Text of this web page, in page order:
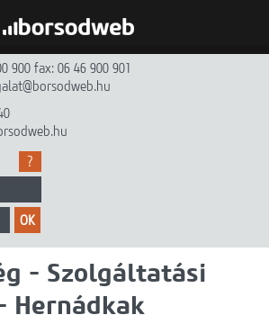
900 fax: 06 46 900 901
?
OK
- Szolgáltatási